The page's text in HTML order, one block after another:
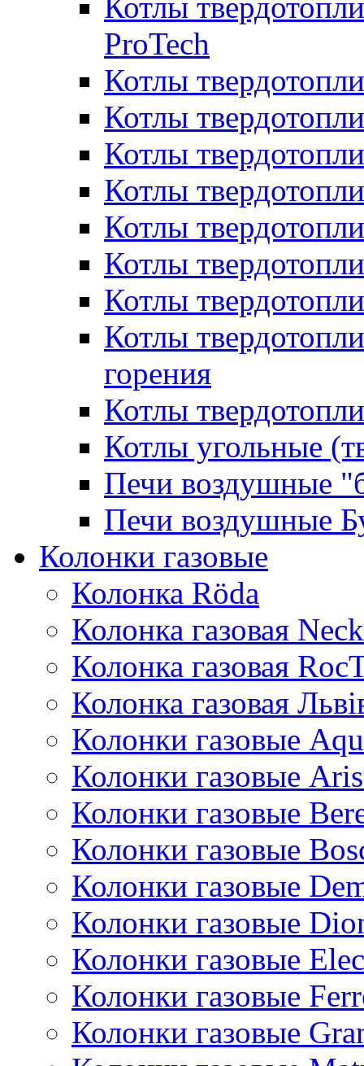
ProTech
Котлы
Котлы
Котлы
Котлы
Котлы
Котлы
Котлы
Котлы
горения
Котлы
Котлы угольные
Печи воздушные
Печи воздушные
Колонки газовые
Колонка Rӧda
Колонка газовая
Колонка газовая
Колонка газовая
Колонки газовые
Колонки газовые
Колонки газовые
Колонки газовые
Колонки газовые
Колонки газовые
Колонки газовые
Колонки газовые
Колонки газовые